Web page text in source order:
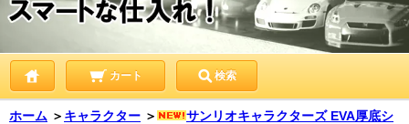
カート 検索
ホーム ＞ キャラクター ＞
サンリオキャラクターズ EVA厚底シ